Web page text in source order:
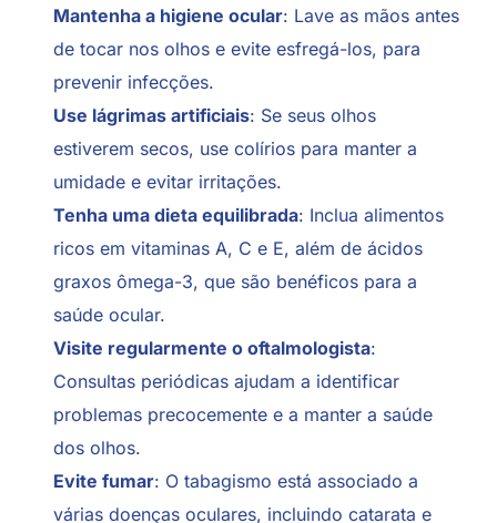
Mantenha a higiene ocular: Lave as mãos antes
de tocar nos olhos e evite esfregá-los, para
prevenir infecções.
Use lágrimas artificiais: Se seus olhos
estiverem secos, use colírios para manter a
umidade e evitar irritações.
Tenha uma dieta equilibrada: Inclua alimentos
ricos em vitaminas A, C e E, além de ácidos
graxos ômega-3, que são benéficos para a
saúde ocular.
Visite regularmente o oftalmologista:
Consultas periódicas ajudam a identificar
problemas precocemente e a manter a saúde
dos olhos.
Evite fumar: O tabagismo está associado a
várias doenças oculares, incluindo catarata e